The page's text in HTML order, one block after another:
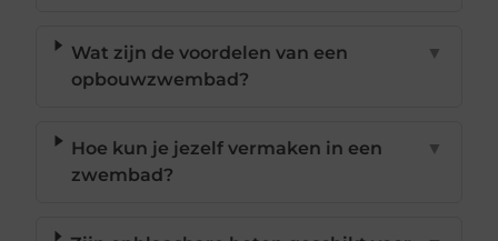
Wat zijn de voordelen van een
opbouwzwembad?
▼
Hoe kun je jezelf vermaken in een
zwembad?
▼